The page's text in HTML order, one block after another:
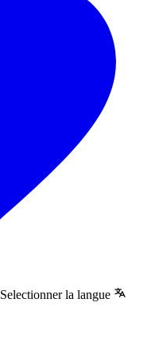
Selectionner la langue